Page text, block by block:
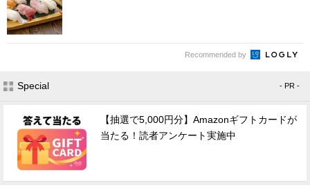
Recommended by
Special - PR -
【抽選で5,000円分】Amazonギフトカードが
当たる！読者アンケート実施中